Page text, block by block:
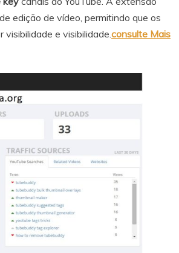
edição de vídeo, permitindo que os
e visibilidade. consulte Mais